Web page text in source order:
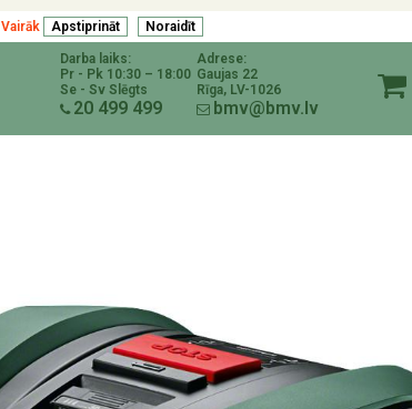
Vairāk
Darba laiks:
Pr - Pk 10:30 – 18:00
Se - Sv Slēgts
20 499 499
Adrese:
Gaujas 22
Rīga, LV-1026
bmv@bmv.lv